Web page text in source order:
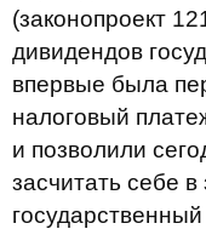
(законопроект
дивидендов
впервые была
налоговый
и позволили
засчитать себе в